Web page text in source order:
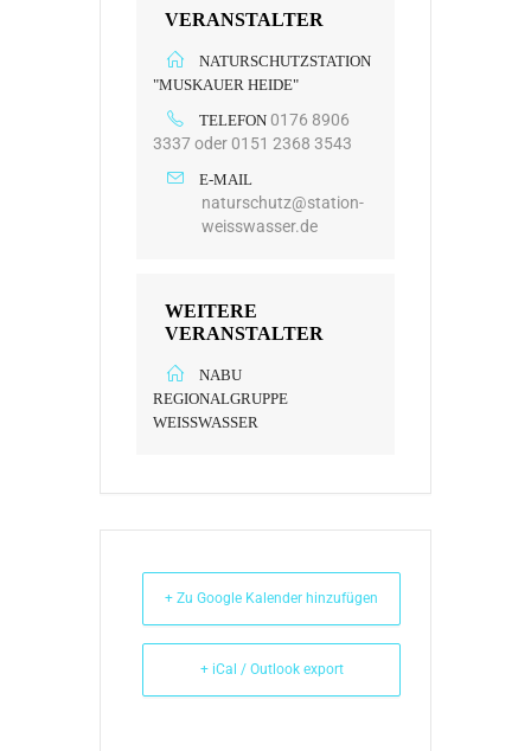
VERANSTALTER
NATURSCHUTZSTATION
"MUSKAUER HEIDE"
TELEFON 0176 8906
3337 oder 0151 2368 3543
E-MAIL
naturschutz@station-
weisswasser.de
WEITERE
VERANSTALTER
NABU
REGIONALGRUPPE
WEISSWASSER
+ Zu Google Kalender hinzufügen
+ iCal / Outlook export